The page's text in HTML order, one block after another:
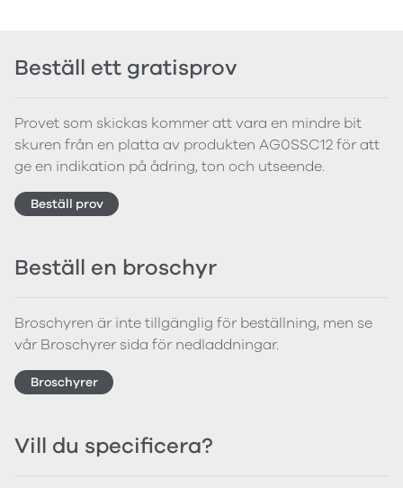
Beställ ett gratisprov
Provet som skickas kommer att vara en mindre bit
skuren från en platta av produkten AG0SSC12 för att
ge en indikation på ådring, ton och utseende.
Beställ prov
Beställ en broschyr
Broschyren är inte tillgänglig för beställning, men se
vår Broschyrer sida för nedladdningar.
Broschyrer
Vill du specificera?